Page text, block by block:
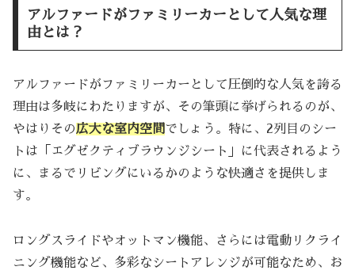
アルファードがファミリーカーとして人気な理
由とは？
アルファードがファミリーカーとして圧倒的な人気を誇る
理由は多岐にわたりますが、その筆頭に挙げられるのが、
やはりその広大な室内空間でしょう。特に、2列目のシー
トは「エグゼクティブラウンジシート」に代表されるよう
に、まるでリビングにいるかのような快適さを提供しま
す。
ロングスライドやオットマン機能、さらには電動リクライ
ニング機能など、多彩なシートアレンジが可能なため、お